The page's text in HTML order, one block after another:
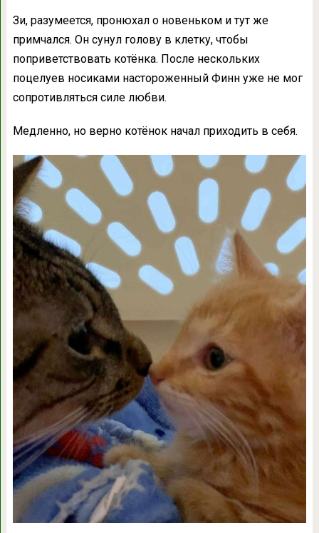
Зи, разумеется, пронюхал о новеньком и тут же
примчался. Он сунул голову в клетку, чтобы
поприветствовать котёнка. После нескольких
поцелуев носиками настороженный Финн уже не мог
сопротивляться силе любви.
Медленно, но верно котёнок начал приходить в себя.